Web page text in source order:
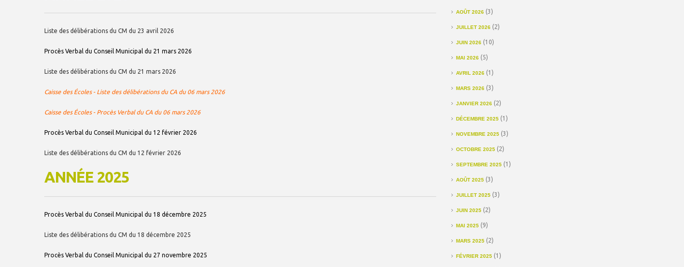
Liste des délibérations du CM du 23 avril 2026
Procès Verbal du Conseil Municipal du 21 mars 2026
Liste des délibérations du CM du 21 mars 2026
Caisse des Écoles - Liste des délibérations du CA du 06 mars 2026
Caisse des Écoles - Procès Verbal du CA du 06 mars 2026
Procès Verbal du Conseil Municipal du 12 février 2026
Liste des délibérations du CM du 12 février 2026
ANNÉE 2025
Procès Verbal du Conseil Municipal du 18 décembre 2025
Liste des délibérations du CM du 18 décembre 2025
Procès Verbal du Conseil Municipal du 27 novembre 2025
AOÛT 2026 (3)
JUILLET 2026 (2)
JUIN 2026 (10)
MAI 2026 (5)
AVRIL 2026 (1)
MARS 2026 (3)
JANVIER 2026 (2)
DÉCEMBRE 2025 (1)
NOVEMBRE 2025 (3)
OCTOBRE 2025 (2)
SEPTEMBRE 2025 (1)
AOÛT 2025 (3)
JUILLET 2025 (3)
JUIN 2025 (2)
MAI 2025 (9)
MARS 2025 (2)
FÉVRIER 2025 (1)